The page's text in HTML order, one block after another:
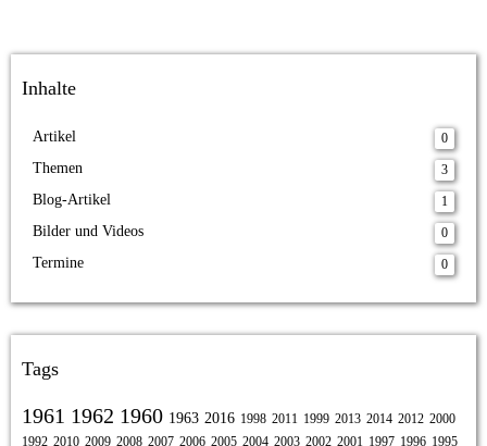
Inhalte
Artikel 0
Themen 3
Blog-Artikel 1
Bilder und Videos 0
Termine 0
Tags
1961 1962 1960 1963 2016 1998 2011 1999 2013 2014 2012 2000
1992 2010 2009 2008 2007 2006 2005 2004 2003 2002 2001 1997 1996 1995